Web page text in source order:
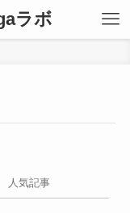
ラボ
人気記事